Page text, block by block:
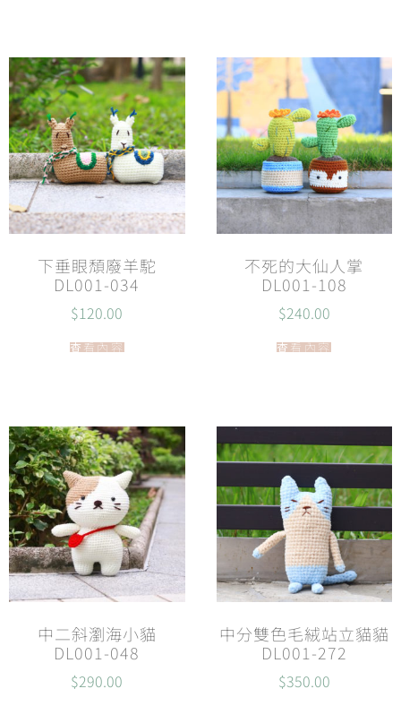
下垂眼頹廢羊駝
DL001-034
$120.00
查看內容
不死的大仙人掌
DL001-108
$240.00
查看內容
中二斜瀏海小貓
DL001-048
$290.00
中分雙色毛絨站立貓貓
DL001-272
$350.00